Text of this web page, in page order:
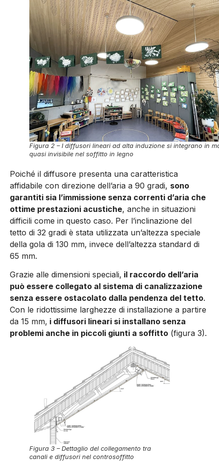
Figura 2 – I diffusori lineari ad alta induzione si integrano in
quasi invisibile nel soffitto in legno
Poiché il diffusore presenta una caratteristica
affidabile con direzione dell’aria a 90 gradi, sono
garantiti sia l’immissione senza correnti d’aria che
ottime presta­zioni acustiche, anche in situazioni
difficili come in questo caso. Per l’inclinazione del
tetto di 32 gradi è stata utilizzata un’altezza speciale
della gola di 130 mm, invece dell’altezza standard di
65 mm.
Grazie alle dimensioni speciali, il raccordo dell’aria
può essere collegato al sistema di canalizzazione
senza essere osta­colato dalla pendenza del tetto.
Con le ridottissime larghezze di installazione a partire
da 15 mm, i diffusori lineari si installano senza
problemi anche in piccoli giunti a soffitto (figura 3).
Figura 3 – Dettaglio del collegamento tra
canali e diffusori nel controsoffitto